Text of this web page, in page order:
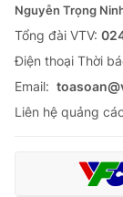
Nguyễn Trọng
Tổng đài VTV:
Ðiện thoại Thời
Email:
Liên hệ quảng